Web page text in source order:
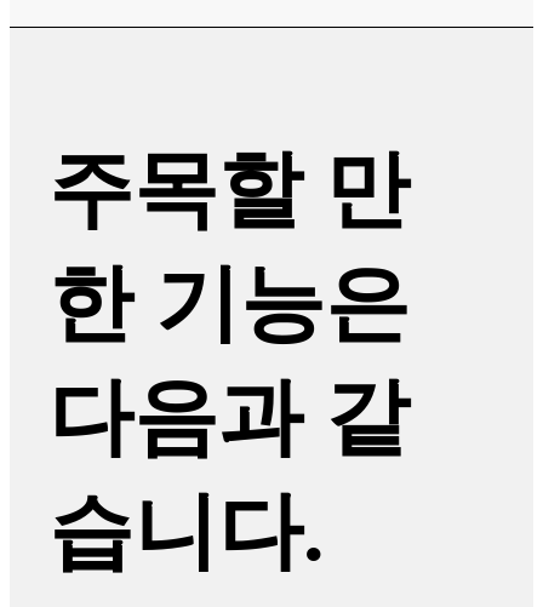
주목할 만
한 기능은
다음과 같
습니다.